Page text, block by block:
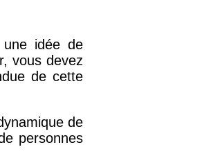
une idée de
vous devez
de cette
de
personnes